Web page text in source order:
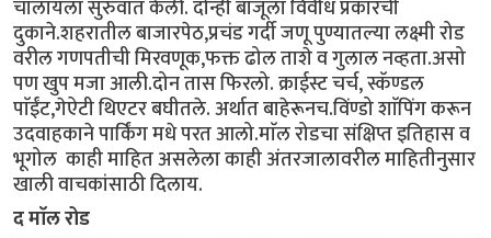
चालायला सुरुवात केली. दोन्ही बाजूला विवीध प्रकारची
दुकाने.शहरातील बाजारपेठ,प्रचंड गर्दी जणू पुण्यातल्या लक्ष्मी रोड
वरील गणपतीची मिरवणूक,फक्त ढोल ताशे व गुलाल नव्हता.असो
पण खुप मजा आली.दोन तास फिरलो. क्राईस्ट चर्च, स्कॅण्डल
पाॅईंट,गेऐटी थिएटर बघीतले. अर्थात बाहेरूनच.विंण्डो शाॅपिंग करून
उदवाहकाने पार्किंग मधे परत आलो.माॅल रोडचा संक्षिप्त इतिहास व
भूगोल काही माहित असलेला काही अंतरजालावरील माहितीनुसार
खाली वाचकांसाठी दिलाय.
द माॅल रोड